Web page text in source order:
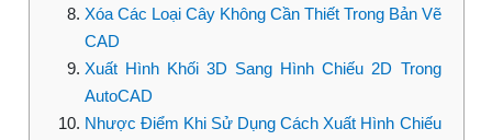
Xóa Các Loại Cây Không Cần Thiết Trong Bản Vẽ
CAD
Xuất Hình Khối 3D Sang Hình Chiếu 2D Trong
AutoCAD
Nhược Điểm Khi Sử Dụng Cách Xuất Hình Chiếu